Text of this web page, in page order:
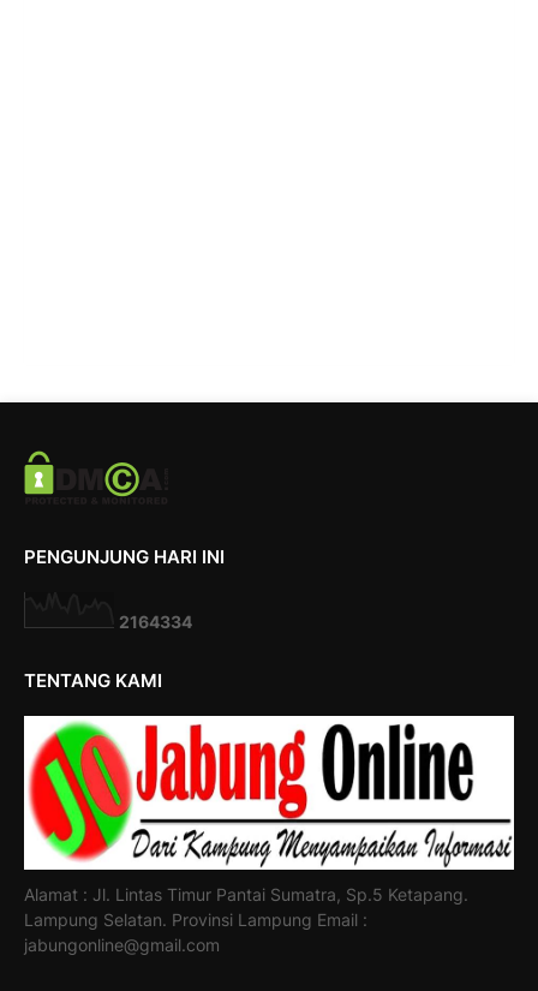
PENGUNJUNG HARI INI
2164334
TENTANG KAMI
Alamat : Jl. Lintas Timur Pantai Sumatra, Sp.5 Ketapang.
Lampung Selatan. Provinsi Lampung Email :
jabungonline@gmail.com